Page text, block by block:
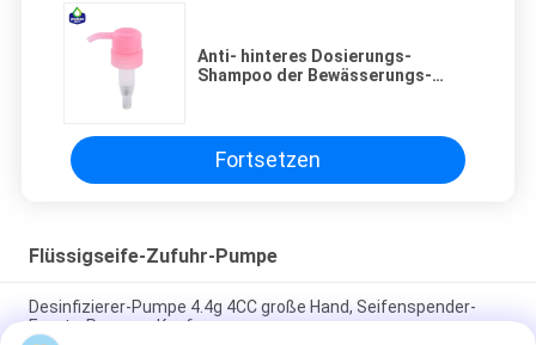
Anti- hinteres Dosierungs-
Shampoo der Bewässerungs-
Fortsetzen
Flüssigseife-Zufuhr-Pumpe
Desinfizierer-Pumpe 4.4g 4CC große Hand, Seifenspender-
Ersatz-Pumpen-Kopf